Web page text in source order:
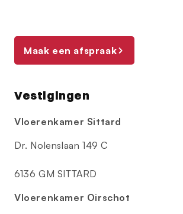
Maak een afspraak
Vestigingen
Vloerenkamer Sittard
Dr. Nolenslaan 149 C
6136 GM SITTARD
Vloerenkamer Oirschot